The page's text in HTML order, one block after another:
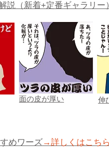
説（新着+定番ギャラリー）
面の皮が厚い 伸
めワーズ→詳しくはこちら